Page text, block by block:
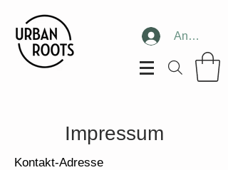
Anmelden
Impressum
Kontakt-Adresse